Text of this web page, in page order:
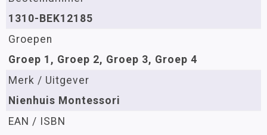
1310-BEK12185
Groepen
Groep 1, Groep 2, Groep 3, Groep 4
Merk / Uitgever
Nienhuis Montessori
EAN / ISBN